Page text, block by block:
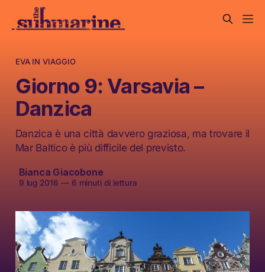
EVA IN VIAGGIO
Giorno 9: Varsavia –
Danzica
Danzica è una città davvero graziosa, ma trovare il
Mar Baltico è più difficile del previsto.
Bianca Giacobone
9 lug 2016 —6 minuti di lettura